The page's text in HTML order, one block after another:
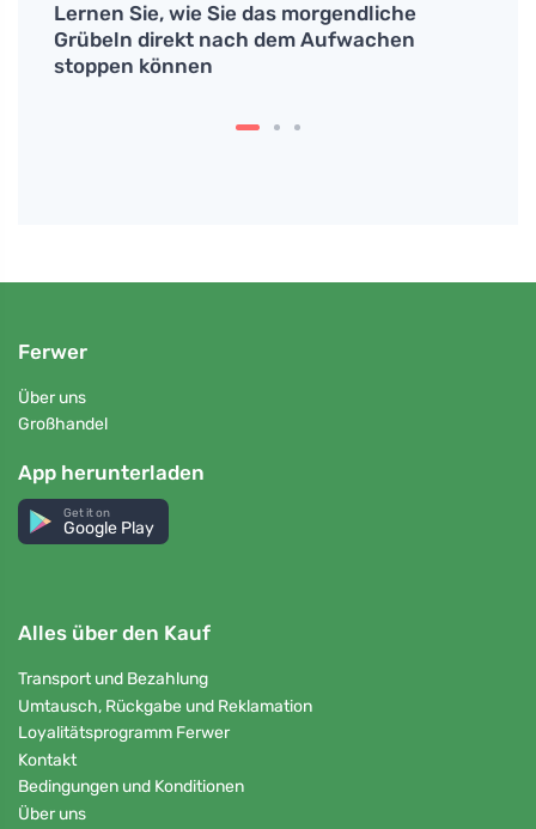
Lernen Sie, wie Sie das morgendliche
Grübeln direkt nach dem Aufwachen
stoppen können
Ferwer
Über uns
Großhandel
App herunterladen
Get it on
Google Play
Alles über den Kauf
Transport und Bezahlung
Umtausch, Rückgabe und Reklamation
Loyalitätsprogramm Ferwer
Kontakt
Bedingungen und Konditionen
Über uns